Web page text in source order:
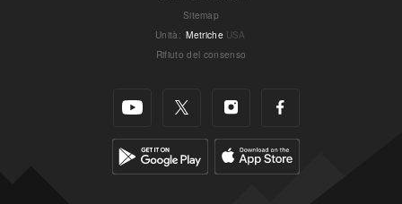
Sitemap
Unità : Metriche USA
Rifiuto del consenso